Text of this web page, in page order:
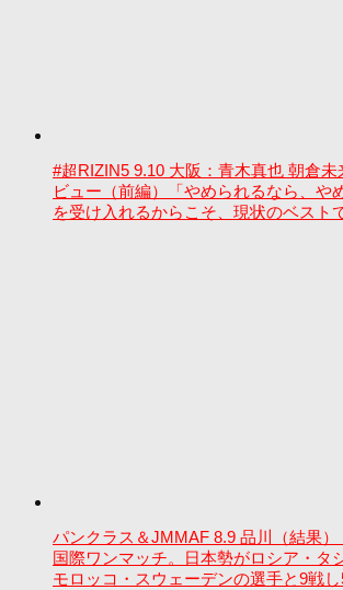
#超RIZIN5 9.10 大阪：青木真也 朝倉未
ビュー（前編）「やめられるなら、
を受け入れるからこそ、現状のベスト
パンクラス＆JMMAF 8.9 品川（結果
国際ワンマッチ。日本勢がロシア・タ
モロッコ・スウェーデンの選手と9戦